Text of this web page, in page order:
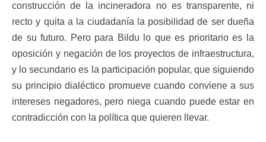
construcción de la incineradora no es transparente, ni
recto y quita a la ciudadanía la posibilidad de ser dueña
de su futuro. Pero para Bildu lo que es prioritario es la
oposición y negación de los proyectos de infraestructura,
y lo secundario es la participación popular, que siguiendo
su principio dialéctico promueve cuando conviene a sus
intereses negadores, pero niega cuando puede estar en
contradicción con la política que quieren llevar.